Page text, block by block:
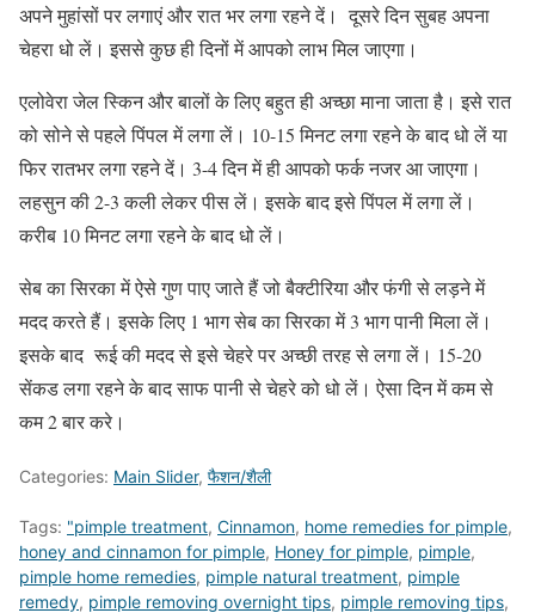
अपने मुहांसों पर लगाएं और रात भर लगा रहने दें। दूसरे दिन सुबह अपना
चेहरा धो लें। इससे कुछ ही दिनों में आपको लाभ मिल जाएगा।
एलोवेरा जेल स्किन और बालों के लिए बहुत ही अच्छा माना जाता है। इसे रात
को सोने से पहले पिंपल में लगा लें। 10-15 मिनट लगा रहने के बाद धो लें या
फिर रातभर लगा रहने दें। 3-4 दिन में ही आपको फर्क नजर आ जाएगा।
लहसुन की 2-3 कली लेकर पीस लें। इसके बाद इसे पिंपल में लगा लें।
करीब 10 मिनट लगा रहने के बाद धो लें।
सेब का सिरका में ऐसे गुण पाए जाते हैं जो बैक्टीरिया और फंगी से लड़ने में
मदद करते हैं। इसके लिए 1 भाग सेब का सिरका में 3 भाग पानी मिला लें।
इसके बाद रूई की मदद से इसे चेहरे पर अच्छी तरह से लगा लें। 15-20
सेंकड लगा रहने के बाद साफ पानी से चेहरे को धो लें। ऐसा दिन में कम से
कम 2 बार करे।
Categories: Main Slider, फैशन/शैली
Tags: "pimple treatment, Cinnamon, home remedies for pimple,
honey and cinnamon for pimple, Honey for pimple, pimple,
pimple home remedies, pimple natural treatment, pimple
remedy, pimple removing overnight tips, pimple removing tips,